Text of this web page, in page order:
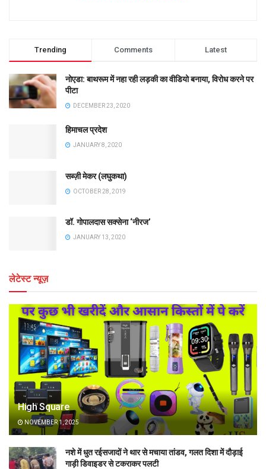
Trending Comments Latest
नोएडा: बाथरूम में नहा रही लड़की का वीडियो बनाया, विरोध करने पर
पीटा
DECEMBER 23, 2020
हिमाचल प्रदेश
JANUARY 8, 2020
सब्ज़ी मेकर (लघुकथा)
OCTOBER 28, 2019
डॉ. गोपालदास सक्सेना ‘नीरज’
JANUARY 13, 2020
लेटेस्ट न्यूज़
High Square
NOVEMBER 1, 2025
नशे में धुत रईसजादों ने थार से मचाया तांडव, गलत दिशा में दौड़ाई
गाड़ी डिवाइडर से टकराकर पलटी